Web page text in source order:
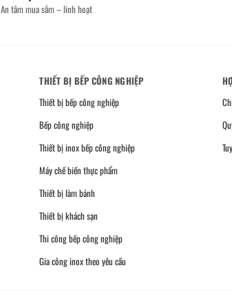
An tâm mua sắm – linh hoạt
THIẾT BỊ BẾP CÔNG NGHIỆP
Thiết bị bếp công nghiệp
Bếp công nghiệp
Thiết bị inox bếp công nghiệp
Máy chế biến thực phẩm
Thiết bị làm bánh
Thiết bị khách sạn
Thi công bếp công nghiệp
Gia công inox theo yêu cầu